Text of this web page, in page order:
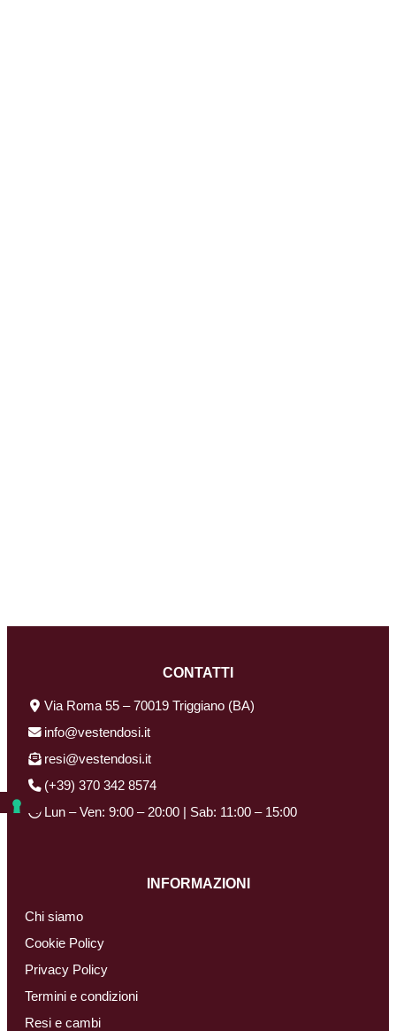
CONTATTI
Via Roma 55 – 70019 Triggiano (BA)
info@vestendosi.it
resi@vestendosi.it
(+39) 370 342 8574
Lun – Ven: 9:00 – 20:00 | Sab: 11:00 – 15:00
INFORMAZIONI
Chi siamo
Cookie Policy
Privacy Policy
Termini e condizioni
Resi e cambi